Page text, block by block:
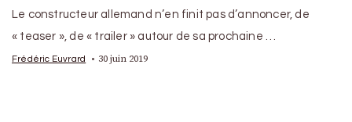
Le constructeur allemand n’en finit pas d’annoncer, de
« teaser », de « trailer » autour de sa prochaine …
Frédéric Euvrard 30 juin 2019